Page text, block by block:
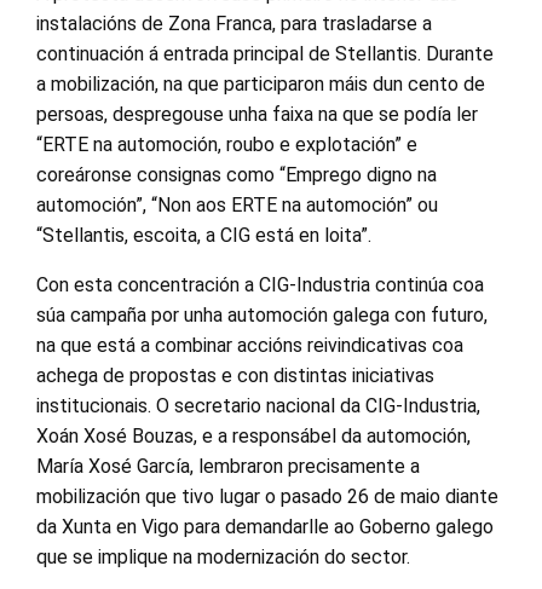
instalacións de Zona Franca, para trasladarse a
continuación á entrada principal de Stellantis. Durante
a mobilización, na que participaron máis dun cento de
persoas, despregouse unha faixa na que se podía ler
“ERTE na automoción, roubo e explotación” e
coreáronse consignas como “Emprego digno na
automoción”, “Non aos ERTE na automoción” ou
“Stellantis, escoita, a CIG está en loita”.
Con esta concentración a CIG-Industria continúa coa
súa campaña por unha automoción galega con futuro,
na que está a combinar accións reivindicativas coa
achega de propostas e con distintas iniciativas
institucionais. O secretario nacional da CIG-Industria,
Xoán Xosé Bouzas, e a responsábel da automoción,
María Xosé García, lembraron precisamente a
mobilización que tivo lugar o pasado 26 de maio diante
da Xunta en Vigo para demandarlle ao Goberno galego
que se implique na modernización do sector.